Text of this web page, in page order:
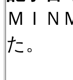
ＭＩＮ
た。